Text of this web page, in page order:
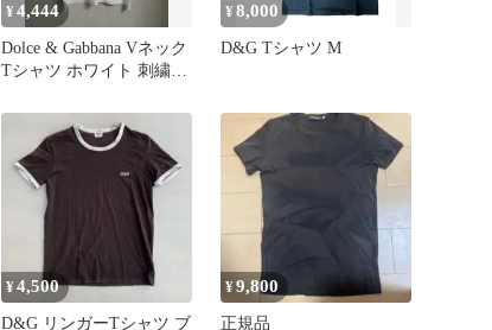
¥4,444
Dolce & Gabbana Vネック
Tシャツ ホワイト 刺繍ロ
¥8,000
D&G Tシャツ M
¥4,500
D&G リンガーTシャツ ブ
¥9,800
正規品 ￼